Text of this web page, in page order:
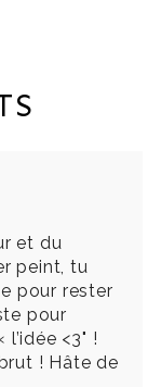
et du
peint, tu
pour rester
pour
<3" !
! Hâte de